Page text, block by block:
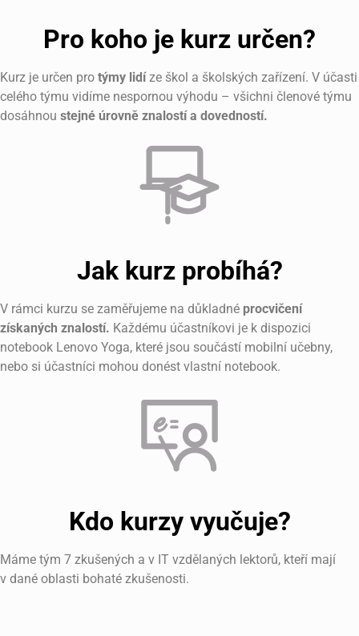
Pro koho je kurz určen?
Kurz je určen pro týmy lidíze škol a školských zařízení. V účasti
celého týmu vidíme nespornou výhodu – všichni členové týmu
dosáhnou stejné úrovně znalostí a dovedností.
Jak kurz probíhá?
V rámci kurzu se zaměřujeme na důkladné procvičení
získaných znalostí. Každému účastníkovi je k dispozici
notebook Lenovo Yoga, které jsou součástí mobilní učebny,
nebo si účastníci mohou donést vlastní notebook.
Kdo kurzy vyučuje?
Máme tým 7 zkušených a v IT vzdělaných lektorů, kteří mají
v dané oblasti bohaté zkušenosti.